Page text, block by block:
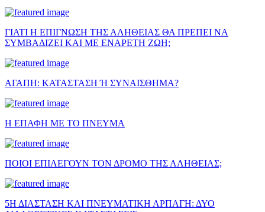
ΓΙΑΤΙ Η ΕΠΙΓΝΩΣΗ ΤΗΣ ΑΛΗΘΕΙΑΣ ΘΑ ΠΡΕΠΕΙ ΝΑ
ΣΥΜΒΑΔΙΖΕΙ ΚΑΙ ΜΕ ΕΝΑΡΕΤΗ ΖΩΗ;
ΑΓΑΠΗ: ΚΑΤΑΣΤΑΣΗ Ή ΣΥΝΑΙΣΘΗΜΑ?
Η ΕΠΑΦΗ ΜΕ ΤΟ ΠΝΕΥΜΑ
ΠΟΙΟΙ ΕΠΙΛΕΓΟΥΝ ΤΟΝ ΔΡΟΜΟ ΤΗΣ ΑΛΗΘΕΙΑΣ;
5Η ΔΙΑΣΤΑΣΗ ΚΑΙ ΠΝΕΥΜΑΤΙΚΗ ΑΡΠΑΓΗ: ΔΥΟ